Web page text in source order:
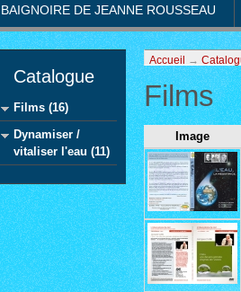
BAIGNOIRE DE JEANNE ROUSSEAU
Catalogue
Films (16)
Dynamiser /
vitaliser l'eau (11)
Accueil →
Films
Image